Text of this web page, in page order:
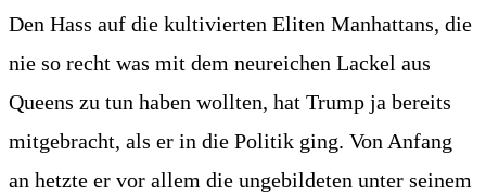
Den Hass auf die kul­ti­vier­ten Eli­ten Man­hat­tans, die
nie so recht was mit dem neu­rei­chen Lackel aus
Queens zu tun haben woll­ten, hat Trump ja bereits
mit­ge­bracht, als er in die Poli­tik ging. Von Anfang
an hetz­te er vor allem die unge­bil­de­ten unter sei­nem